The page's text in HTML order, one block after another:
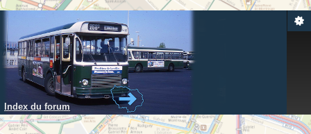
Index du forum